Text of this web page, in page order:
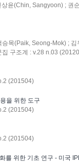
윤(Chin, Sangyoon) ; 권
목(Paik, Seong-Mok) ;
구조계 : v.28 n.03
(201504)
을 위한 도구
(201504)
(201504)
를 위한 기초 연구 - 미국